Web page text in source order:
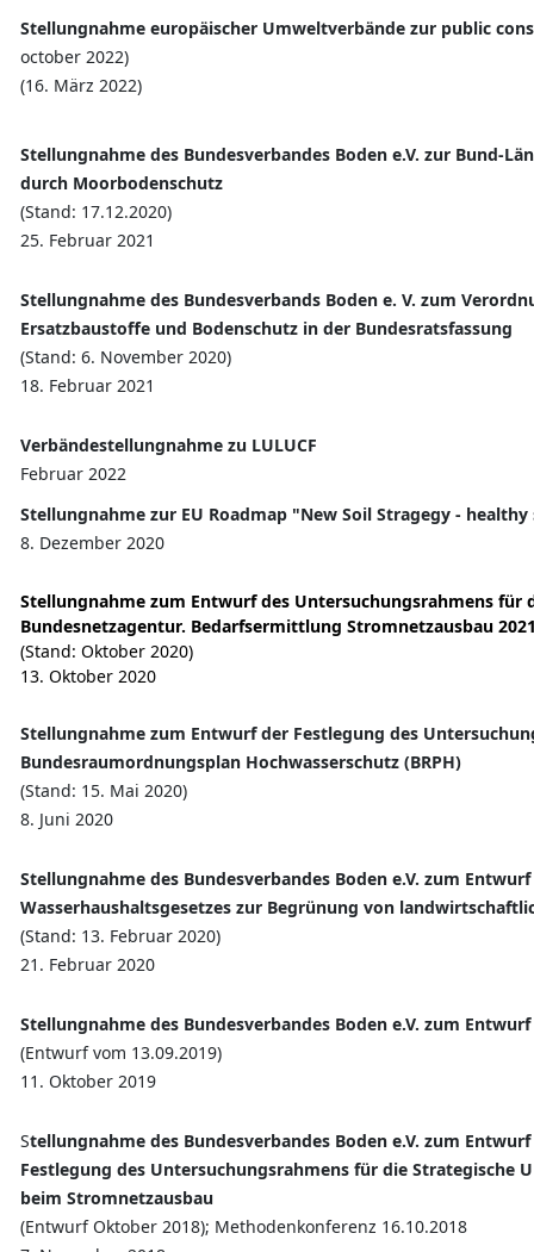
Stellungnahme europäischer Umweltverbände zur public
october 2022)
(16. März 2022)
Stellungnahme des Bundesverbandes Boden e.V. zur Bund-
durch Moorbodenschutz
(Stand: 17.12.2020)
25. Februar 2021
Stellungnahme des Bundesverbands Boden e. V. zum
Ersatzbaustoffe und Bodenschutz in der Bundesratsfassung
(Stand: 6. November 2020)
18. Februar 2021
Verbändestellungnahme zu LULUCF
Februar 2022
Stellungnahme zur EU Roadmap "New Soil Stragegy -
8. Dezember 2020
Stellungnahme zum Entwurf des Untersuchungsrahmens für
Bundesnetzagentur. Bedarfsermittlung Stromnetzausbau
(Stand: Oktober 2020)
13. Oktober 2020
Stellungnahme zum Entwurf der Festlegung des
Bundesraumordnungsplan Hochwasserschutz (BRPH)
(Stand: 15. Mai 2020)
8. Juni 2020
Stellungnahme des Bundesverbandes Boden e.V. zum
Wasserhaushaltsgesetzes zur Begrünung von
(Stand: 13. Februar 2020)
21. Februar 2020
Stellungnahme des Bundesverbandes Boden e.V. zum
(Entwurf vom 13.09.2019)
11. Oktober 2019
Stellungnahme des Bundesverbandes Boden e.V. zum
Festlegung des Untersuchungsrahmens für die Strategische
beim Stromnetzausbau
(Entwurf Oktober 2018); Methodenkonferenz 16.10.2018